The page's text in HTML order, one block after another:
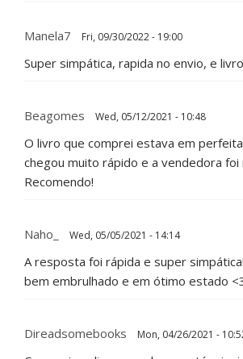
Manela7 Fri, 09/30/2022 - 19:00
Super simpática, rapida no envio, e
Beagomes Wed, 05/12/2021 - 10:48
O livro que comprei estava em
chegou muito rápido e a vendedora foi
Recomendo!
Naho_ Wed, 05/05/2021 - 14:14
A resposta foi rápida e super
bem embrulhado e em ótimo estado
Direadsomebooks Mon, 04/26/2021 -